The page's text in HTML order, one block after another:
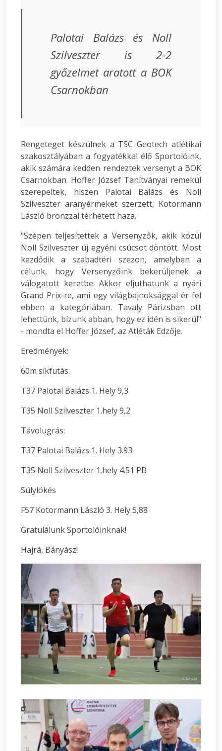
Palotai Balázs és Noll
Szilveszter is 2-2
győzelmet aratott a BOK
Csarnokban
Rengeteget készülnek a TSC Geotech atlétikai
szakosztályában a fogyatékkal élő Sportolóink,
akik számára kedden rendeztek versenyt a BOK
Csarnokban. Hoffer József Tanítványai remekül
szerepeltek, hiszen Palotai Balázs és Noll
Szilveszter aranyérmeket szerzett, Kotormann
László bronzzal térhetett haza.
"Szépen teljesítettek a Versenyzők, akik közül
Noll Szilveszter új egyéni csúcsot döntött. Most
kezdődik a szabadtéri szezon, amelyben a
célunk, hogy Versenyzőink bekerüljenek a
válogatott keretbe. Akkor eljuthatunk a nyári
Grand Prix-re, ami egy világbajnoksággal ér fel
ebben a kategóriában. Tavaly Párizsban ott
lehettünk, bízunk abban, hogy ez idén is sikerül"
- mondta el Hoffer József, az Atléták Edzője.
Eredmények:
60m síkfutás:
T37 Palotai Balázs 1. Hely 9,3
T35 Noll Szilveszter 1.hely 9,2
Távolugrás:
T37 Palotai Balázs 1. Hely 3.93
T35 Noll Szilveszter 1.hely 4.51 PB
Súlylökés
F57 Kotormann László 3. Hely 5,88
Gratulálunk Sportolóinknak!
Hajrá, Bányász!